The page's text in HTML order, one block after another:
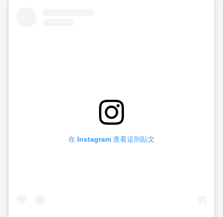
在 Instagram 查看這則貼文